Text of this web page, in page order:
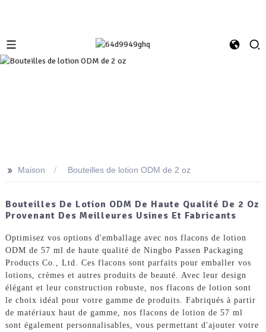
>> Maison Bouteilles de lotion ODM de 2 oz
Bouteilles De Lotion ODM De Haute Qualité De 2 Oz
Provenant Des Meilleures Usines Et Fabricants
Optimisez vos options d'emballage avec nos flacons de lotion
ODM de 57 ml de haute qualité de Ningbo Passen Packaging
Products Co., Ltd. Ces flacons sont parfaits pour emballer vos
lotions, crèmes et autres produits de beauté. Avec leur design
élégant et leur construction robuste, nos flacons de lotion sont
le choix idéal pour votre gamme de produits. Fabriqués à partir
de matériaux haut de gamme, nos flacons de lotion de 57 ml
sont également personnalisables, vous permettant d'ajouter votre